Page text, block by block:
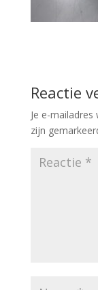
Reactie
Je e-
zijn